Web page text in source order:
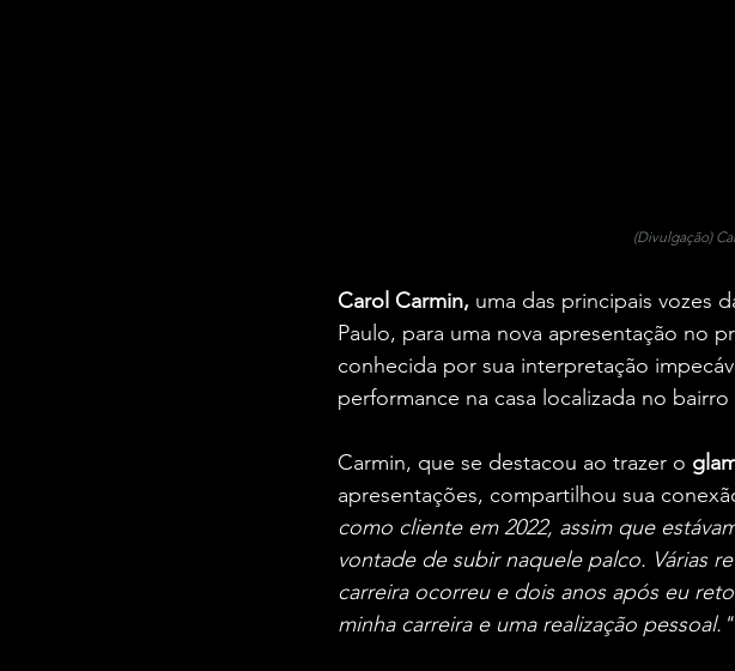
(Divulgação)
Carol Carmin, uma das principais vozes
Paulo, para uma nova apresentação no
conhecida por sua interpretação
performance na casa localizada no
Carmin, que se destacou ao trazer o
apresentações, compartilhou sua
como cliente em 2022, assim que
vontade de subir naquele palco. Várias
carreira ocorreu e dois anos após eu
minha carreira e uma realização pessoal."